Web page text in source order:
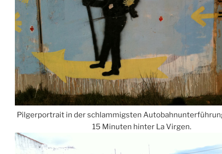
Pilgerportrait in der schlammigsten
15 Minuten hinter La Virgen.